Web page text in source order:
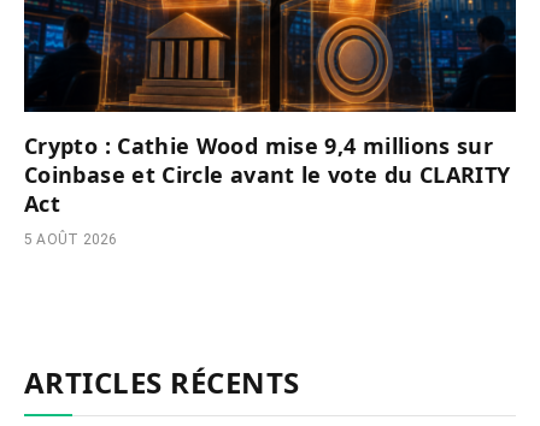
Crypto : Cathie Wood mise 9,4 millions sur
Coinbase et Circle avant le vote du CLARITY
Act
5 AOÛT 2026
ARTICLES RÉCENTS